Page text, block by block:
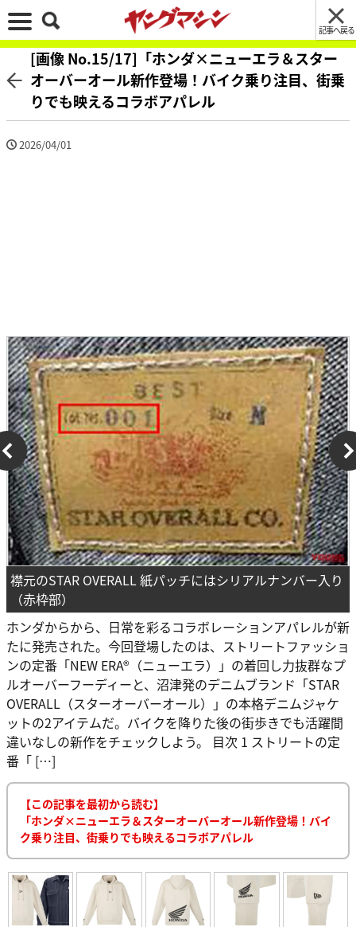
記事へ戻る
[画像 No.15/17]「ホンダ×ニューエラ＆スター
オーバーオール新作登場！バイク乗り注目、街乗
りでも映えるコラボアパレル
2026/04/01
襟元のSTAR OVERALL 紙パッチにはシリアルナンバー入り
（赤枠部）
ホンダからから、日常を彩るコラボレーションアパレルが新
たに発売された。今回登場したのは、ストリートファッショ
ンの定番「NEW ERA®（ニューエラ）」の着回し力抜群なプ
ルオーバーフーディーと、沼津発のデニムブランド「STAR
OVERALL（スターオーバーオール）」の本格デニムジャケ
ットの2アイテムだ。バイクを降りた後の街歩きでも活躍間
違いなしの新作をチェックしよう。 目次 1 ストリートの定
番「 […]
【この記事を最初から読む】
「ホンダ×ニューエラ＆スターオーバーオール新作登場！バイ
ク乗り注目、街乗りでも映えるコラボアパレル